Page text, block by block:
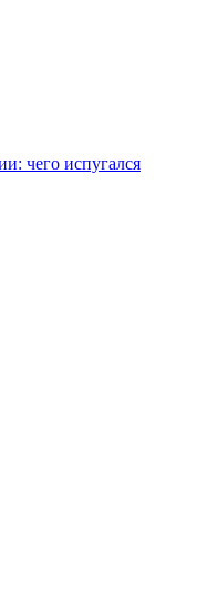
чего испугался